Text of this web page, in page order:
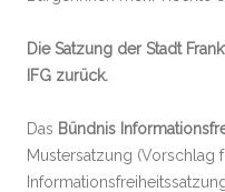
Die Satzung der Stadt
IFG zurück.
Das Bündnis
Mustersatzung (Vorschlag